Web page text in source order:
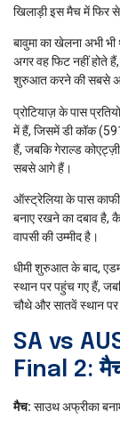
खिलाड़ी इस मैच में फिर
बावुमा का खेलना अभी
अगर वह फिट नहीं होते
शुरुआत करने की सबसे
प्रोटियाज़ के पास
में हैं, जिसमें डी कॉक
हैं, जबकि गेराल्ड
सबसे आगे हैं।
ऑस्ट्रेलिया के पास
बनाए रखने का दबाव
वापसी की उम्मीद है।
धीमी शुरुआत के बाद,
स्थान पर पहुंच गए हैं,
चौथे और सातवें स्थान
SA vs
Final 2:
मैच:साउथ अफ्रीका